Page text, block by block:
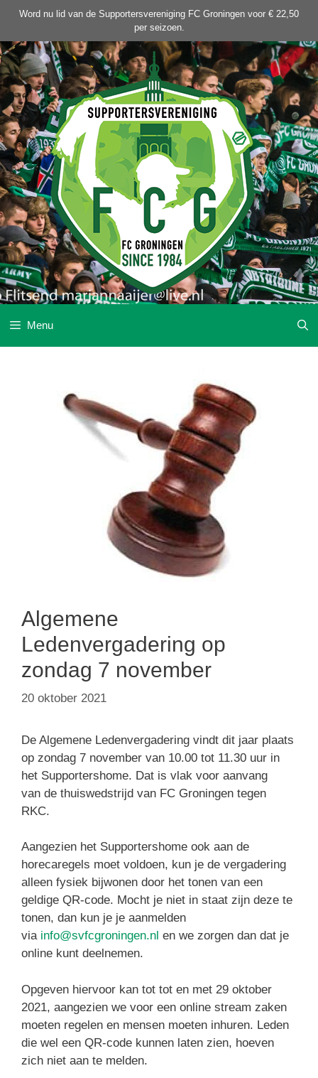
de
inhoud
Word nu lid van de Supportersvereniging FC Groningen voor € 22,50
per seizoen.
Menu
Algemene
Ledenvergadering op
zondag 7 november
20 oktober 2021
De Algemene Ledenvergadering vindt dit jaar plaats
op zondag 7 november van 10.00 tot 11.30 uur in
het Supportershome. Dat is vlak voor aanvang
van de thuiswedstrijd van FC Groningen tegen
RKC.
Aangezien het Supportershome ook aan de
horecaregels moet voldoen, kun je de vergadering
alleen fysiek bijwonen door het tonen van een
geldige QR-code. Mocht je niet in staat zijn deze te
tonen, dan kun je je aanmelden
via info@svfcgroningen.nl en we zorgen dan dat je
online kunt deelnemen.
Opgeven hiervoor kan tot tot en met 29 oktober
2021, aangezien we voor een online stream zaken
moeten regelen en mensen moeten inhuren. Leden
die wel een QR-code kunnen laten zien, hoeven
zich niet aan te melden.